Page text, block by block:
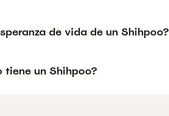
de vida de un Shihpoo?
tiene un Shihpoo?